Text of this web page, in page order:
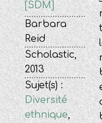
[SDM]
Barbara
Reid
Scholastic,
2013
Sujet(s) :
Diversité
ethnique,